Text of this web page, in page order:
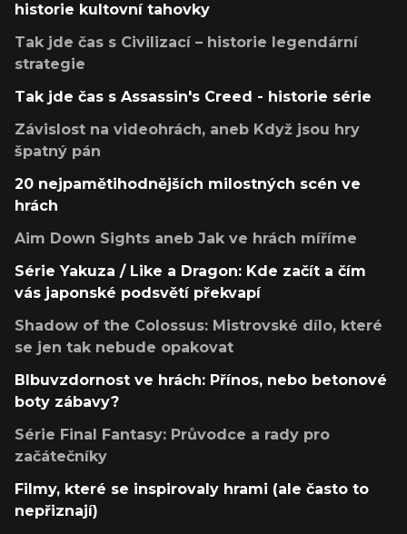
historie kultovní tahovky
Tak jde čas s Civilizací – historie legendární
strategie
Tak jde čas s Assassin's Creed - historie série
Závislost na videohrách, aneb Když jsou hry
špatný pán
20 nejpamětihodnějších milostných scén ve
hrách
Aim Down Sights aneb Jak ve hrách míříme
Série Yakuza / Like a Dragon: Kde začít a čím
vás japonské podsvětí překvapí
Shadow of the Colossus: Mistrovské dílo, které
se jen tak nebude opakovat
Blbuvzdornost ve hrách: Přínos, nebo betonové
boty zábavy?
Série Final Fantasy: Průvodce a rady pro
začátečníky
Filmy, které se inspirovaly hrami (ale často to
nepřiznají)